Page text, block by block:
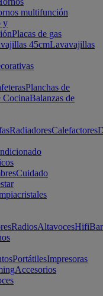
multifunción
y
Placas de gas
45cmLavavajillas
Planchas de
CocinaBalanzas de
RadiadoresCalefactores
Cuidado
RadiosAltavocesHifi
PortátilesImpresoras
Accesorios